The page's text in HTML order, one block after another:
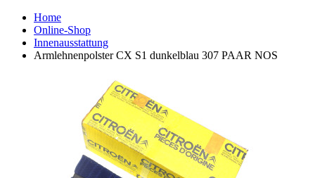
Home
Online-Shop
Innenausstattung
Armlehnenpolster CX S1 dunkelblau 307 PAAR NOS